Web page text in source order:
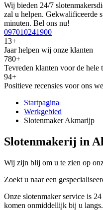
Wij bieden 24/7
zal u helpen. Gekwalificeerde
minuten. Bel ons nu!
097010241900
13+
Jaar helpen wij onze klanten
780+
Tevreden klanten voor de hele
94+
Positieve recensies voor ons
Startpagina
Werkgebied
Slotenmaker Akmarijp
Slotenmakerij in
Wij zijn blij om u te zien op
Zoekt u naar een
Onze slotenmaker service is
komen onmiddellijk bij u langs.